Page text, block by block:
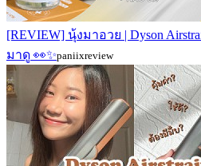
[REVIEW] นุ้งมาอวย | Dyson
มาดู 👀✨paniixreview